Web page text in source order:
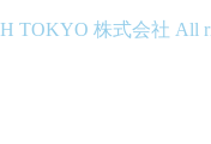
TOKYO 株式会社 All